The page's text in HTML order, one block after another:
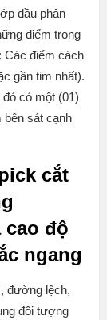
đầu phân
điểm trong
Các điểm cách
gần tim nhất).
có một (01)
bên sát cạnh
cắt
cao độ
ngang
đường lệch,
đối tượng